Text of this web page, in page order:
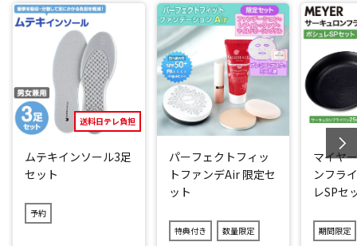
美容成分追加
花粉やPM2.5などでゆらぎやすいお肌もガード(*4)。さらに、
3種類のコラーゲンと４種類のヒアルロン酸、ナノビタミンカ
プセルなど(*5)、お肌にうれしい成分をぜいたくに配合。
パラベンやアルコール、鉱物油、合成香料、タール色素も不
使用です。
◆さらにスペシャルな限定セット！
・メルティローズスパリップ
SPF23 PA++で紫外線をカット。紫外線から乾燥した唇を守
り、うるおいを与えながら、やさしいほんのりピンクに発色
送料日テレ負担
ムテキインソール3足
セット
予約
パーフェクトフィッ
トファンデAir 限定セ
ット
特典付き 数量限定
マイヤ
ンフラ
レSPセ
期間限定